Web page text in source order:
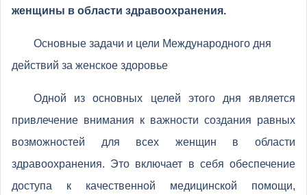
женщины в области здравоохранения.
Основные задачи и цели Международного дня
действий за женское здоровье
Одной из основных целей этого дня является
привлечение внимания к важности создания равных
возможностей для всех женщин в области
здравоохранения. Это включает в себя обеспечение
доступа к качественной медицинской помощи,